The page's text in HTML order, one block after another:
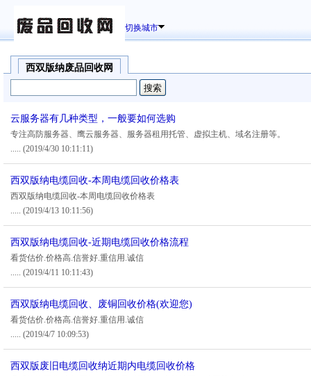
切换城市
西双版纳废品回收网
云服务器有几种类型，一般要如何选购
专注高防服务器、鹰云服务器、服务器租用托管、虚拟主机、域名注册等。
..... (2019/4/30 10:11:11)
西双版纳电缆回收-本周电缆回收价格表
西双版纳电缆回收-本周电缆回收价格表
..... (2019/4/13 10:11:56)
西双版纳电缆回收-近期电缆回收价格流程
看货估价.价格高.信誉好.重信用.诚信
..... (2019/4/11 10:11:43)
西双版纳电缆回收、废铜回收价格(欢迎您)
看货估价.价格高.信誉好.重信用.诚信
..... (2019/4/7 10:09:53)
西双版废旧电缆回收纳近期内电缆回收价格